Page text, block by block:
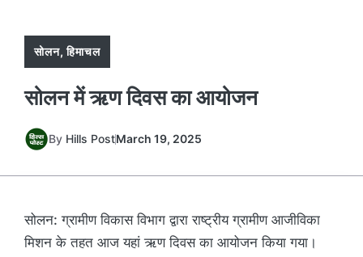
सोलन,हिमाचल
सोलन में ऋण दिवस का आयोजन
By Hills PostMarch 19, 2025
सोलन: ग्रामीण विकास विभाग द्वारा राष्ट्रीय ग्रामीण आजीविका
मिशन के तहत आज यहां ऋण दिवस का आयोजन किया गया।